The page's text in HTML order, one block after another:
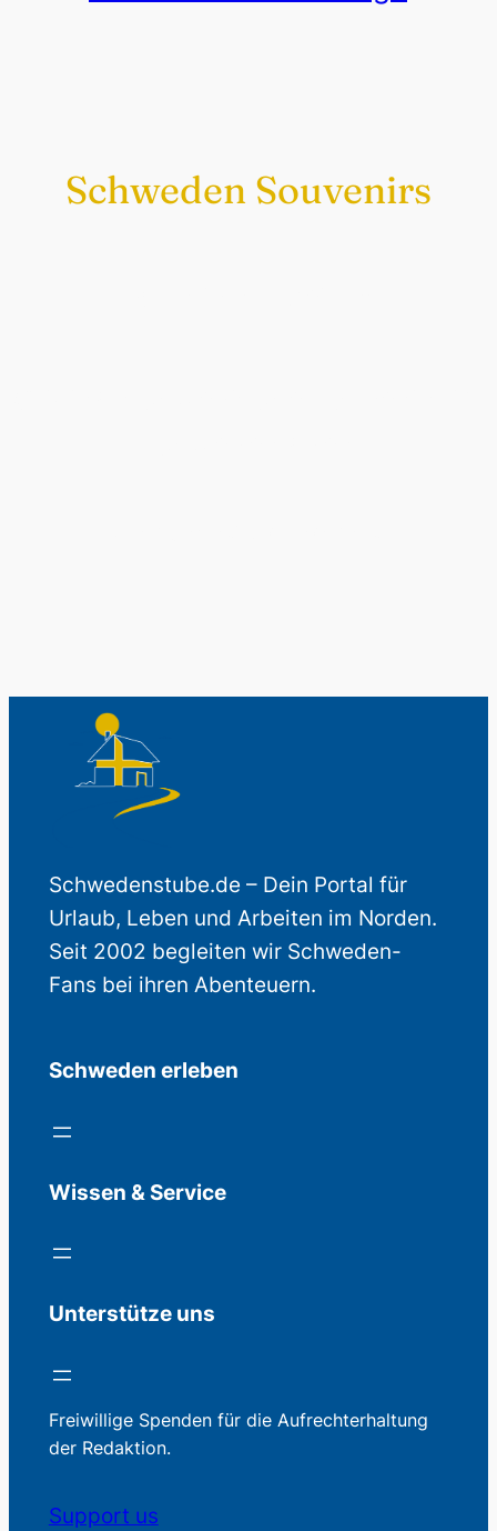
Schweden Souvenirs
Schwedenstube.de – Dein Portal für
Urlaub, Leben und Arbeiten im Norden.
Seit 2002 begleiten wir Schweden-
Fans bei ihren Abenteuern.
Schweden erleben
Wissen & Service
Unterstütze uns
Freiwillige Spenden für die Aufrechterhaltung
der Redaktion.
Support us